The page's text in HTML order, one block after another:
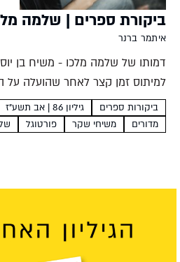
ביקורת ספרים | שלמה
איתמר ברנר
דמותו של שלמה מלכו - משיח בן
למיתוס זמן קצר לאחר שהועלה על
עושה צדק עם מבשר משיחי שזכרו
יהודים המצפים לגאולה איתמר...
ביקורות ספרים גיליון 86 | אב תשע"ז
מדורים
משיחי שקר פורטוגל